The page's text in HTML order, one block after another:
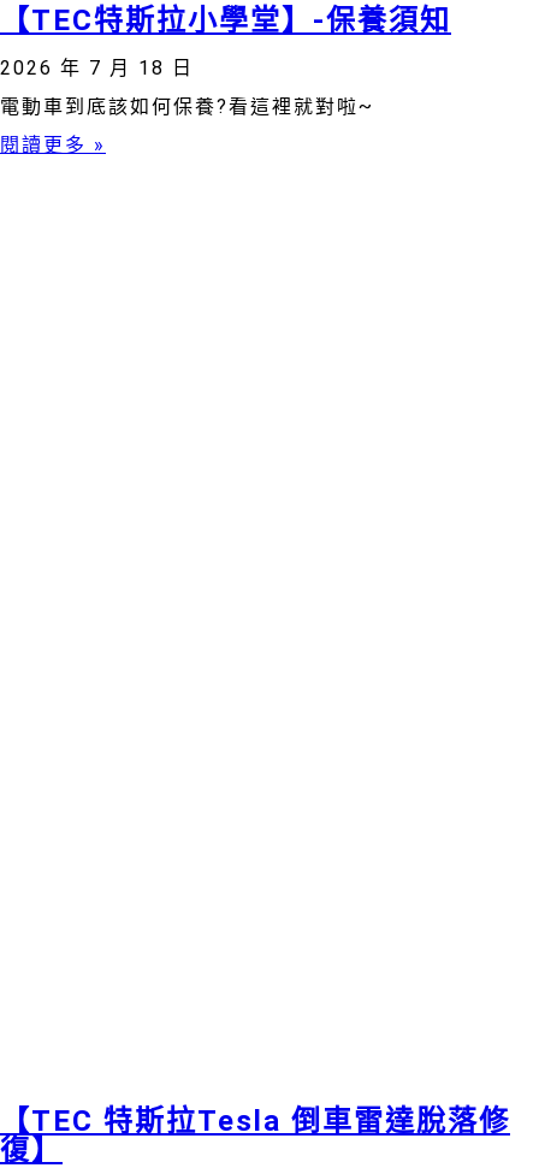
【TEC特斯拉小學堂】-保養須知
2026 年 7 月 18 日
電動車到底該如何保養?看這裡就對啦~
閱讀更多 »
【TEC 特斯拉Tesla 倒車雷達脫落修
復】